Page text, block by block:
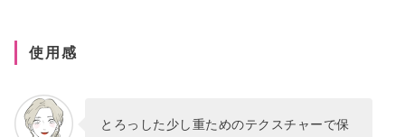
使用感
とろっした少し重ためのテクスチャーで保